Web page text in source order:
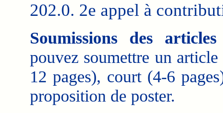
202.0. 2e appel à
Soumissions des
pouvez soumettre un
12 pages), court (4-6
proposition de poster.